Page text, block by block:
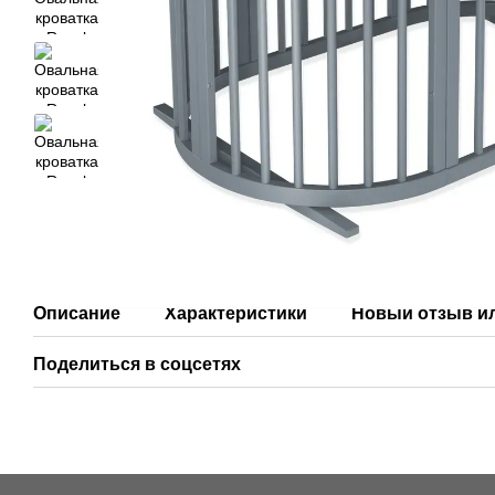
Описание Характеристики Новый отзыв
Поделиться в соцсетях